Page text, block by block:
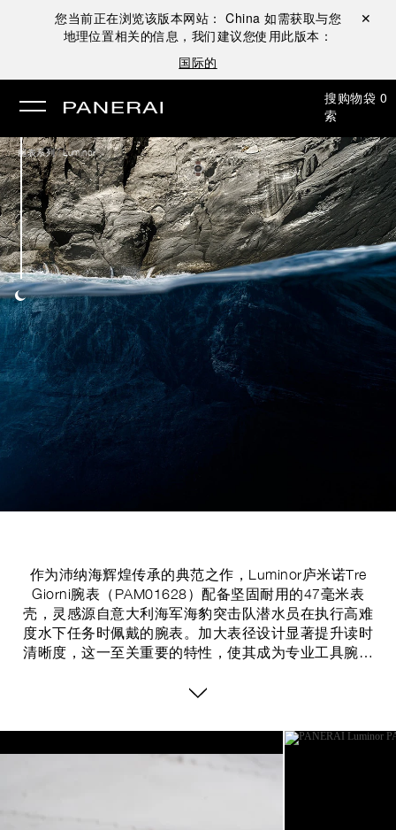
您当前正在浏览该版本网站： China 如需获取与您
地理位置相关的信息，我们建议您使用此版本：
国际的
关闭 ✕
搜
索
购物袋 0
腕表系列 /Luminor
作为沛纳海辉煌传承的典范之作，Luminor庐米诺Tre
Giorni腕表（PAM01628）配备坚固耐用的47毫米表
壳，灵感源自意大利海军海豹突击队潜水员在执行高难
度水下任务时佩戴的腕表。加大表径设计显著提升读时
清晰度，这一至关重要的特性，使其成为专业工具腕表
质感的铜绿饰面。这类抛光工艺由技艺精湛的工匠手工
若沛纳海经典腕表在时光流转中自然形成的佩戴痕迹。
Image
of